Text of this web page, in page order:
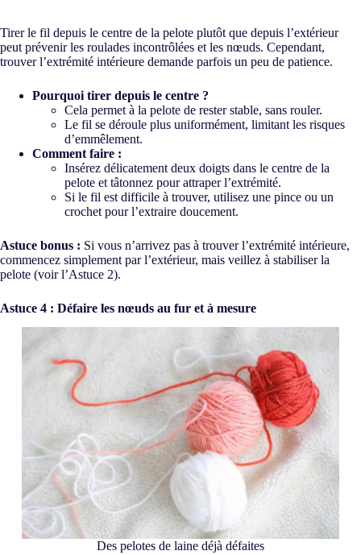
Tirer le fil depuis le centre de la pelote plutôt que depuis l’extérieur
peut prévenir les roulades incontrôlées et les nœuds. Cependant,
trouver l’extrémité intérieure demande parfois un peu de patience.
Pourquoi tirer depuis le centre ?
Cela permet à la pelote de rester stable, sans rouler.
Le fil se déroule plus uniformément, limitant les risques
d’emmêlement.
Comment faire :
Insérez délicatement deux doigts dans le centre de la
pelote et tâtonnez pour attraper l’extrémité.
Si le fil est difficile à trouver, utilisez une pince ou un
crochet pour l’extraire doucement.
Astuce bonus : Si vous n’arrivez pas à trouver l’extrémité intérieure,
commencez simplement par l’extérieur, mais veillez à stabiliser la
pelote (voir l’Astuce 2).
Astuce 4 : Défaire les nœuds au fur et à mesure
Des pelotes de laine déjà défaites